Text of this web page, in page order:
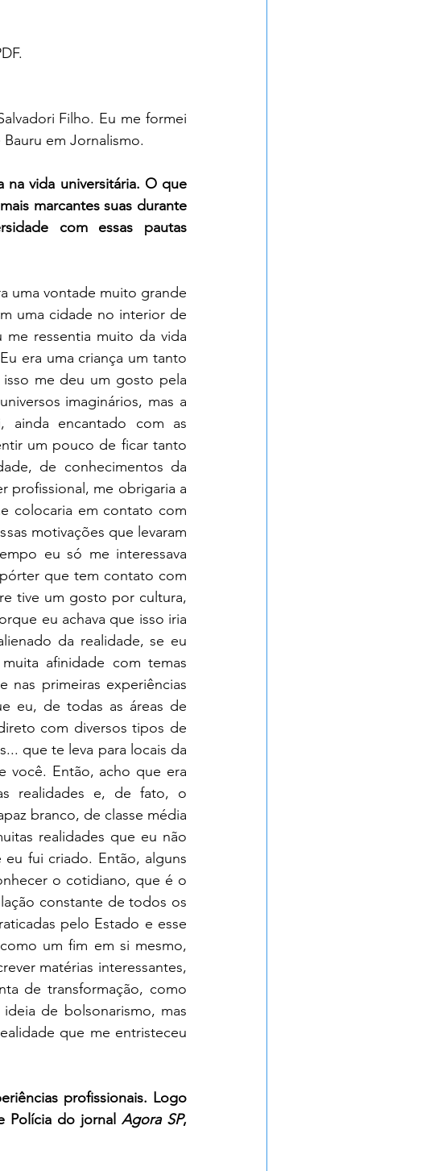
Filho. Eu me formei
em Jornalismo.
na vida universitária. O que
marcantes suas durante
com essas pautas
uma vontade muito grande
uma cidade no interior de
ressentia muito da vida
era uma criança um tanto
me deu um gosto pela
imaginários, mas a
ainda encantado com as
um pouco de ficar tanto
de conhecimentos da
profissional, me obrigaria a
colocaria em contato com
motivações que levaram
eu só me interessava
que tem contato com
tive um gosto por cultura,
eu achava que isso iria
da realidade, se eu
afinidade com temas
nas primeiras experiências
eu, de todas as áreas de
com diversos tipos de
que te leva para locais da
você. Então, acho que era
realidades e, de fato, o
branco, de classe média
realidades que eu não
fui criado. Então, alguns
o cotidiano, que é o
constante de todos os
pelo Estado e esse
um fim em si mesmo,
matérias interessantes,
de transformação, como
de bolsonarismo, mas
que me entristeceu
profissionais. Logo
Polícia do jornal Agora SP,